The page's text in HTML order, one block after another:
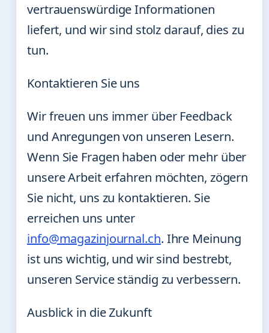
vertrauenswürdige Informationen
liefert, und wir sind stolz darauf, dies zu
tun.
Kontaktieren Sie uns
Wir freuen uns immer über Feedback
und Anregungen von unseren Lesern.
Wenn Sie Fragen haben oder mehr über
unsere Arbeit erfahren möchten, zögern
Sie nicht, uns zu kontaktieren. Sie
erreichen uns unter
info@magazinjournal.ch. Ihre Meinung
ist uns wichtig, und wir sind bestrebt,
unseren Service ständig zu verbessern.
Ausblick in die Zukunft